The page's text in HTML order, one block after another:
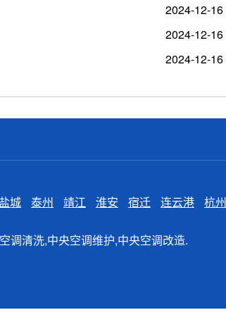
2024-12-16
2024-12-16
2024-12-16
盐城 泰州 靖江 淮安 宿迁 连云港 杭州
调清洗,中央空调维护,中央空调改造.